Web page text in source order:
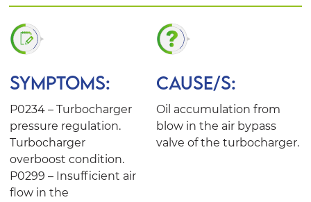
SYMPTOMS: CAUSE/S:
P0234 – Turbocharger
pressure regulation.
Turbocharger
overboost condition.
P0299 – Insufficient air
flow in the
Oil accumulation from
blow in the air bypass
valve of the turbocharger.